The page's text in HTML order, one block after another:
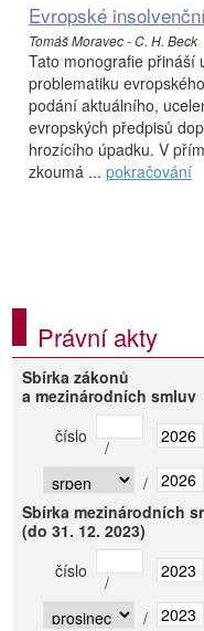
Evropské
Tomáš Moravec - C. H. Beck
Tato monografie přináší
problematiku
podání aktuálního,
evropských předpisů
hrozícího úpadku. V
zkoumá ... pokračování
Právní akty
Sbírka zákonů
a mezinárodních smluv
číslo
/
/
Sbírka mezinárodních
(do 31. 12. 2023)
číslo
/
/